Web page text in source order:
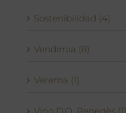
Sostenibilidad (4)
Vendímia (8)
Verema (1)
Vino D.O. Penedès (1)